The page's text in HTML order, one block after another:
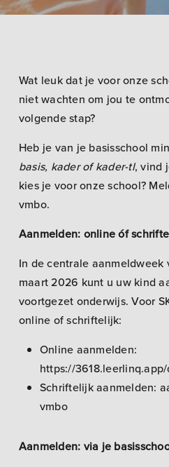
Wat leuk dat je voor onze
niet wachten om jou te
volgende stap?
Heb je van je basisschool
basis, kader of kader-tl, vind
kies je voor onze school?
vmbo.
Aanmelden: online óf
In de centrale aanmeldweek
maart 2026 kunt u uw kind
voortgezet onderwijs. Voor
online of schriftelijk:
Online aanmelden:
https://
Schriftelijk aanmelden:
vmbo
Aanmelden: via je